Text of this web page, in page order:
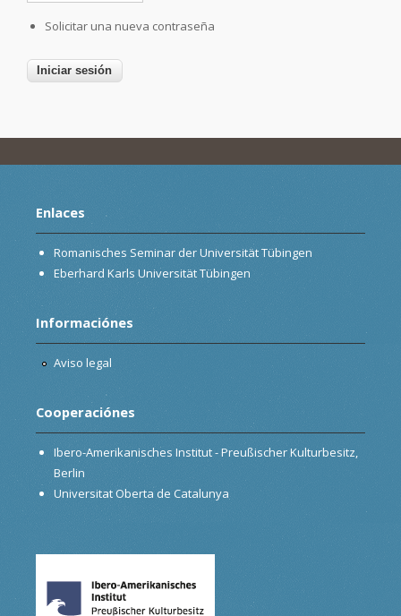
Solicitar una nueva contraseña
Enlaces
Romanisches Seminar der Universität Tübingen
Eberhard Karls Universität Tübingen
Informaciónes
Aviso legal
Cooperaciónes
Ibero-Amerikanisches Institut - Preußischer Kulturbesitz,
Berlin
Universitat Oberta de Catalunya